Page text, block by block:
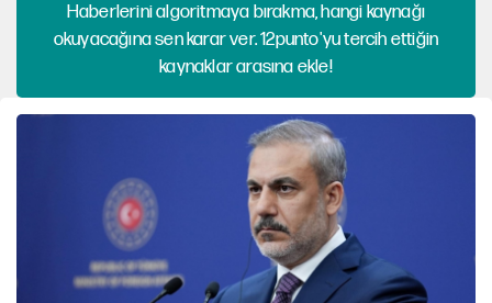
Haberlerini algoritmaya bırakma, hangi kaynağı
okuyacağına sen karar ver. 12punto'yu tercih ettiğin
kaynaklar arasına ekle!